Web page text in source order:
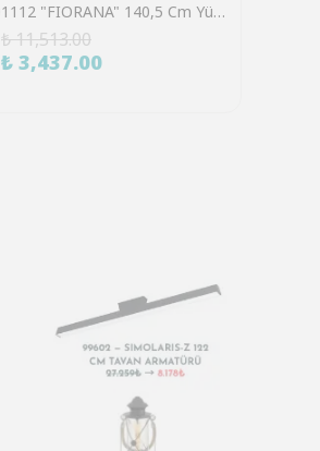
Eglo 901112 "FIORANA" 140,5 Cm Yüksekliğinde Çelik Köşe Lambası Lambader
₺ 11,513.00
₺ 3,437.00